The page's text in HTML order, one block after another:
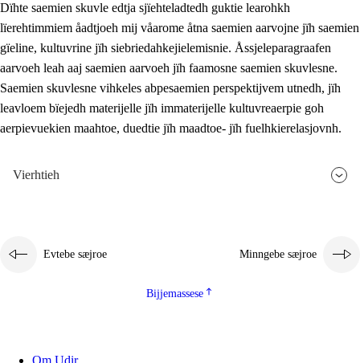
Dïhte saemien skuvle edtja sjïehteladtedh guktie learohkh
lïerehtimmiem åadtjoeh mij våarome åtna saemien aarvojne jïh saemien
gïeline, kultuvrine jïh siebriedahkejielemisnie. Åssjeleparagraafen
aarvoeh leah aaj saemien aarvoeh jïh faamosne saemien skuvlesne.
Saemien skuvlesne vihkeles abpesaemien perspektijvem utnedh, jïh
leavloem bïejedh materijelle jïh immaterijelle kultuvreaerpie goh
aerpievuekien maahtoe, duedtie jïh maadtoe- jïh fuelhkierelasjovnh.
Vierhtieh
Evtebe sæjroe Minngebe sæjroe
Bijjemassese